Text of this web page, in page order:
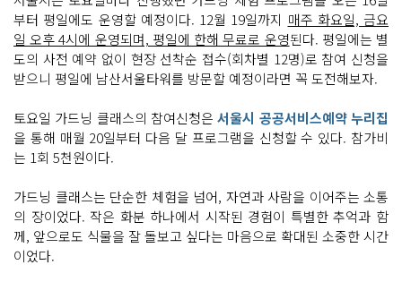
어
요
흙
을 자
유
롭
게 탐
에 섞
어
서 분
갈
들
어 줬
어
요
준
비
부터 평일에도 운영할 예정이다. 12월 19일까지 매주 화요일, 금요
일 오후 4시에 운영되며, 평일에 한해 무료로 운영된다. 평일에는 별
도의 사전 예약 없이 현장 선착순 접수(회차별 12명)로 참여 신청을
받으니 평일에 남산서울타워를 방문할 예정이라면 꼭 도전해보자.
토요일 가드닝 클래스의 참여신청은서울시 공공서비스예약 누리집
을 통해 매월 20일부터 다음 달 프로그램을 신청할 수 있다. 참가비
는 1회 5천원이다.
가드닝 클래스는 단순한 체험을 넘어, 자연과 사람을 이어주는 소통
의 장이었다. 작은 화분 하나에서 시작된 경험이 특별한 추억과 함
께, 앞으로도 식물을 잘 돌보고 싶다는 마음으로 확대된 소중한 시간
이었다.